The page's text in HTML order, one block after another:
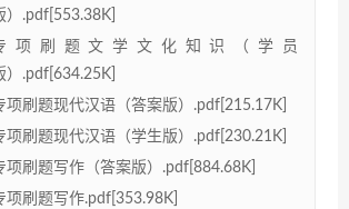
）.pdf[553.38K]
项刷题文学文化知识（学员
）.pdf[634.25K]
项刷题现代汉语（答案版）.pdf[215.17K]
项刷题现代汉语（学生版）.pdf[230.21K]
项刷题写作（答案版）.pdf[884.68K]
项刷题写作.pdf[353.98K]